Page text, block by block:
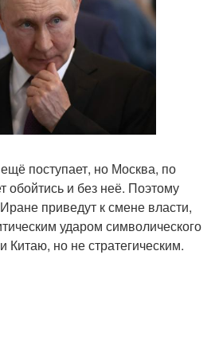
поступает, но Москва, по
обойтись и без неё. Поэтому
приведут к смене власти,
ударом символического
Китаю, но не стратегическим.